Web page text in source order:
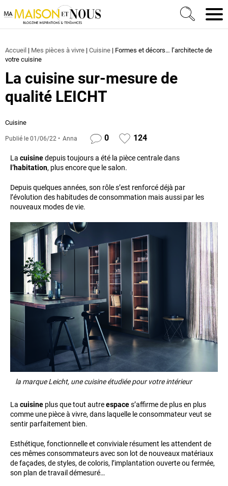
Ma Maison et Nous Construction, rénovation &
Accueil | Mes pièces à vivre | Cuisine | Formes et décors… l’architecte de
votre cuisine
La cuisine sur-mesure de
qualité LEICHT
Cuisine
Publié le 01/06/22 Anna 0 124
La cuisinedepuis toujours a été la pièce centrale dans
l’habitation, plus encore que le salon.
Depuis quelques années, son rôle s’est renforcé déjà par
l’évolution des habitudes de consommation mais aussi par les
nouveaux modes de vie.
la marque Leicht, une cuisine étudiée pour votre intérieur
La cuisine plus que tout autreespaces’affirme de plus en plus
comme une pièce à vivre, dans laquelle le consommateur veut se
sentir parfaitement bien.
Esthétique, fonctionnelle et conviviale résument les attendent de
ces mêmes consommateurs avec son lot de nouveaux matériaux
de façades, de styles, de coloris, l’implantation ouverte ou fermée,
son plan de travail démesuré…